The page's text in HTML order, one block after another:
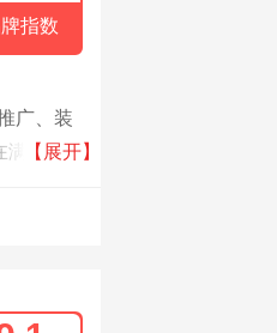
指数
广、装
满足客
【展开】